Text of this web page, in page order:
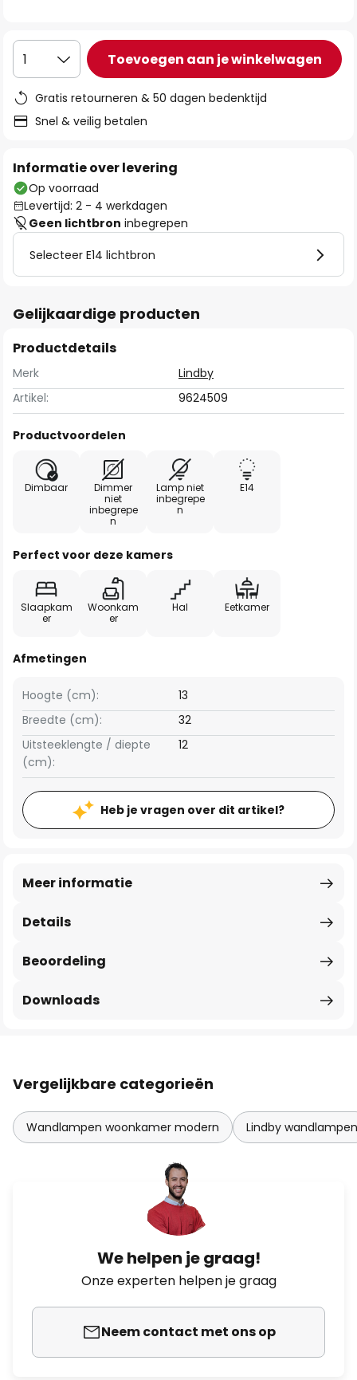
1 Toevoegen aan je winkelwagen
Gratis retourneren & 50 dagen bedenktijd
Snel & veilig betalen
Informatie over levering
Op voorraad
Levertijd: 2 - 4 werkdagen
Geen lichtbron inbegrepen
Selecteer E14 lichtbron
Gelijkaardige producten
Productdetails
Merk
Lindby
Artikel:
9624509
Productvoordelen
Dimbaar
Dimmer
niet
inbegrepe
n
Lamp niet
inbegrepe
n
E14
Perfect voor deze kamers
Slaapkam
er
Woonkam
er
Hal Eetkamer
Afmetingen
Breedte (cm): 32
Hoogte (cm): 13
Uitsteeklengte / diepte
(cm):
12
Heb je vragen over dit artikel?
Details
Meer informatie
Beoordeling
Downloads
Vergelijkbare categorieën
Wandlampen woonkamer modern Lindby wandlampen
We helpen je graag!
Onze experten helpen je graag
Neem contact met ons op